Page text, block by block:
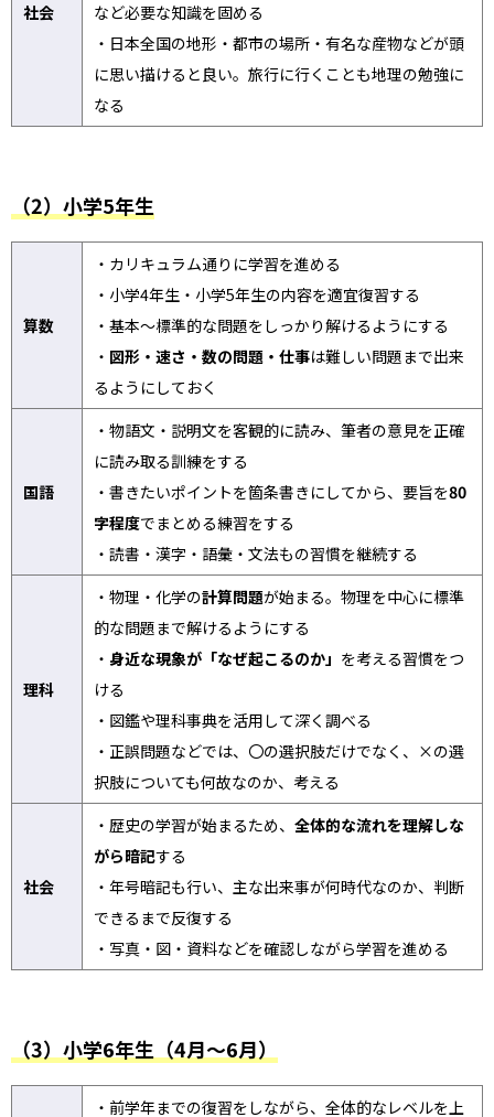
社会
など必要な知識を固める
・日本全国の地形・都市の場所・有名な産物などが頭
に思い描けると良い。旅行に行くことも地理の勉強に
なる
（2）小学5年生
算数
・カリキュラム通りに学習を進める
・小学4年生・小学5年生の内容を適宜復習する
・基本〜標準的な問題をしっかり解けるようにする
・ 図形・速さ・数の問題・仕事は難しい問題まで出来
るようにしておく
国語
・物語文・説明文を客観的に読み、筆者の意見を正確
に読み取る訓練をする
・書きたいポイントを箇条書きにしてから、要旨を80
字程度でまとめる練習をする
・読書・漢字・語彙・文法もの習慣を継続する
理科
・物理・化学の計算問題が始まる。物理を中心に標準
的な問題まで解けるようにする
・ 身近な現象が「なぜ起こるのか」 を考える習慣をつ
ける
・図鑑や理科事典を活用して深く調べる
・正誤問題などでは、〇の選択肢だけでなく、×の選
択肢についても何故なのか、考える
社会
・歴史の学習が始まるため、 全体的な流れを理解しな
がら暗記する
・年号暗記も行い、主な出来事が何時代なのか、判断
できるまで反復する
・写真・図・資料などを確認しながら学習を進める
（3）小学6年生（4月～6月）
・前学年までの復習をしながら、全体的なレベルを上